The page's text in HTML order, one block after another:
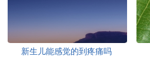
新生儿能感觉的到疼痛吗